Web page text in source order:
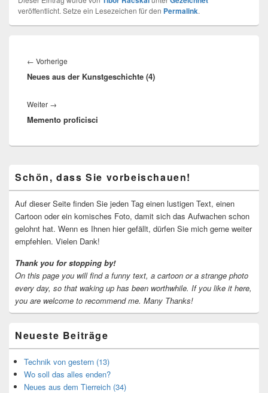
veröffentlicht. Setze ein Lesezeichen für den Permalink.
← Vorherige
Beitrag:
Neues aus der Kunstgeschichte (4)
Weiter →
Beitrag:
Memento proficisci
Seitenleisten-
Widgetbereich
Schön, dass Sie vorbeischauen!
Auf dieser Seite finden Sie jeden Tag einen lustigen Text, einen
Cartoon oder ein komisches Foto, damit sich das Aufwachen schon
gelohnt hat. Wenn es Ihnen hier gefällt, dürfen Sie mich gerne weiter
empfehlen. Vielen Dank!
Thank you for stopping by!
On this page you will find a funny text, a cartoon or a strange photo
every day, so that waking up has been worthwhile. If you like it here,
you are welcome to recommend me. Many Thanks!
Neueste Beiträge
Technik von gestern (13)
Wo soll das alles enden?
Neues aus dem Tierreich (34)